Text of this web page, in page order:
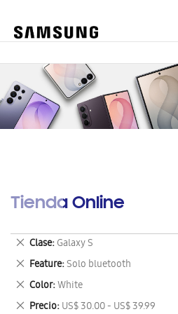
Tienda Online
Clase Galaxy S
Eliminar
este
artículo
Feature Solo bluetooth
Eliminar
este
artículo
Color White
Eliminar
este
Precio US$ 30.00 - US$ 39.99
Eliminar